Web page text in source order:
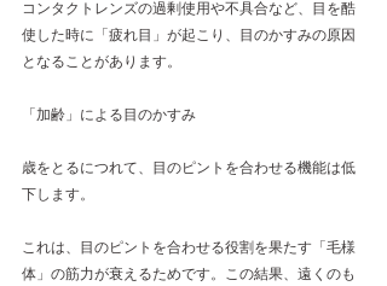
コンタクトレンズの過剰使用や不具合など、目を酷
使した時に「疲れ目」が起こり、目のかすみの原因
となることがあります。
「加齢」による目のかすみ
歳をとるにつれて、目のピントを合わせる機能は低
下します。
これは、目のピントを合わせる役割を果たす「毛様
体」の筋力が衰えるためです。この結果、遠くのも